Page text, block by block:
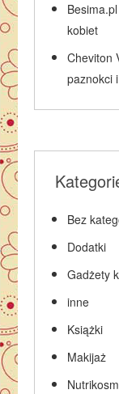
kobiet
Cheviton
paznokci
Bez
Dodatki
Gadżety
inne
Książki
Makijaż